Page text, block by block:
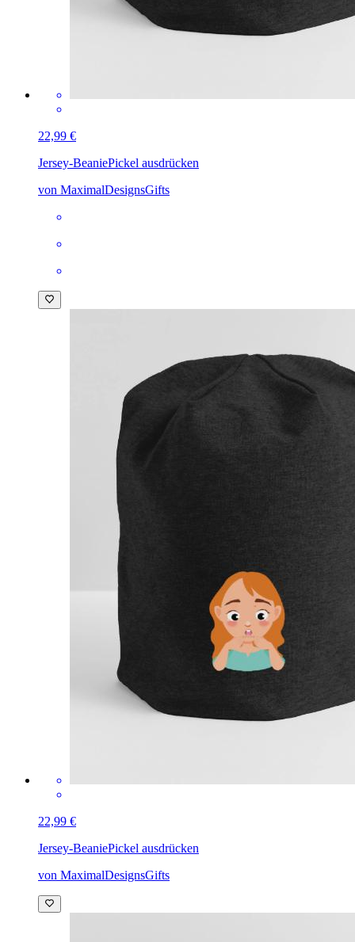
22,99 €
Jersey-BeaniePickel ausdrücken
von MaximalDesignsGifts
22,99 €
Jersey-BeaniePickel ausdrücken
von MaximalDesignsGifts